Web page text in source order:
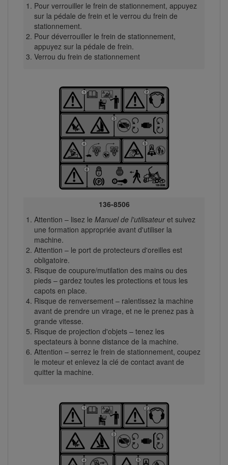
Pour verrouiller le frein de stationnement, appuyez
sur la pédale de frein et le verrou du frein de
stationnement.
Pour déverrouiller le frein de stationnement,
appuyez sur la pédale de frein.
Verrou du frein de stationnement
136-8506
Attention – lisez le Manuel de l'utilisateuret suivez
une formation appropriée avant d'utiliser la
machine.
Attention – le port de protecteurs d'oreilles est
obligatoire.
Risque de coupure/mutilation des mains ou des
pieds – gardez toutes les protections et tous les
capots en place.
Risque de renversement – ralentissez la machine
avant de prendre un virage, et ne le prenez pas à
grande vitesse.
Risque de projection d'objets – tenez les
spectateurs à bonne distance de la machine.
Attention – serrez le frein de stationnement, coupez
le moteur et enlevez la clé de contact avant de
quitter la machine.